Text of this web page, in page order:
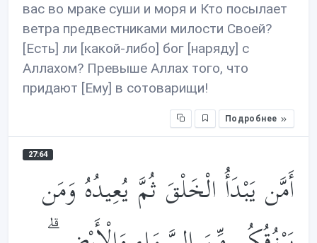
вас во мраке суши и моря и Кто посылает
ветра предвестниками милости Своей?
[Есть] ли [какой-либо] бог [наряду] с
Аллахом? Превыше Аллах того, что
придают [Ему] в сотоварищи!
Подробнее
27:64
أَمَّن يَبْدَأُ الْخَلْقَ ثُمَّ يُعِيدُهُ وَمَن